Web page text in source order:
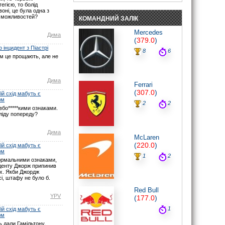
то болід
це була одна з
Дима
з Піастрі
це прощають, але не
Дима
схід мабуть є
ознаками.
попереду?
Дима
схід мабуть є
ознаками,
Джорж припинив
Якби Джордж
штафу не було б.
YPV
схід мабуть є
Гамільтону,
07.06.26 19:30
noteyu: Мабуть Ви не туди глянули? У
Монако початок о 16:00 за Києвом.
Нічого не змінювалось.
07.06.26 17:21
maxizh: І знову у вас помилки з
часом початку гонки. По вашим
помилкам люди пропускають гонку.
годину початку гонок. Другий рік
косячите. Не серйозно.
07.06.26 15:22
noteyu: Тут трансляцій немає.
Sweden1984: Вітаю шановні.
03.05.26 18:41
: Тепер головна інтрига:
залишиться Кімі лідером на старті чи,
візьме не Джордж, а Кімі.
29.03.26 15:37
noteyu: Перевантаження 50G відчув
Берман під час зіткнення з бар'єром,
повідомив Девід Крофт
КОМАНДНИЙ ЗАЛІК
Mercedes
(379.0)
8 6
Ferrari
(307.0)
2 2
McLaren
(220.0)
1 2
Red Bull
(177.0)
1